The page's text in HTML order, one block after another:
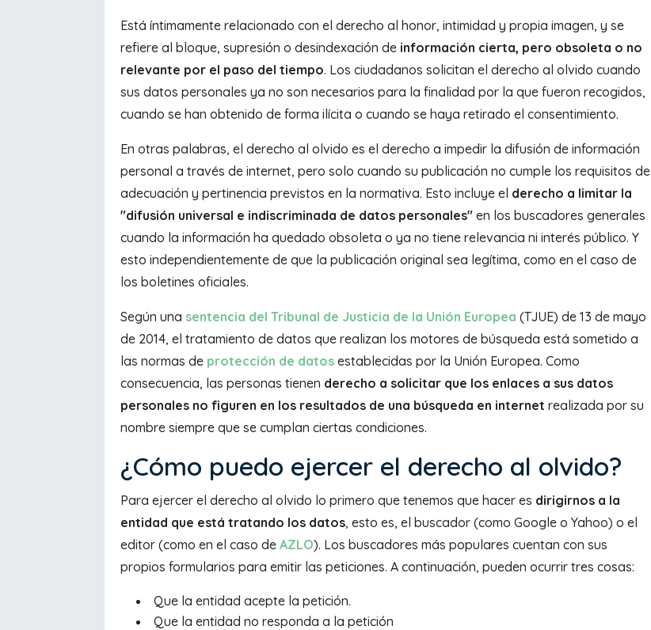
Está íntimamente relacionado con el derecho al honor, intimidad y propia imagen, y se
refiere al bloque, supresión o desindexación de información cierta, pero obsoleta o no
relevante por el paso del tiempo. Los ciudadanos solicitan el derecho al olvido cuando
sus datos personales ya no son necesarios para la finalidad por la que fueron recogidos,
cuando se han obtenido de forma ilícita o cuando se haya retirado el consentimiento.
En otras palabras, el derecho al olvido es el derecho a impedir la difusión de información
personal a través de internet, pero solo cuando su publicación no cumple los requisitos de
adecuación y pertinencia previstos en la normativa. Esto incluye el derecho a limitar la
"difusión universal e indiscriminada de datos personales" en los buscadores generales
cuando la información ha quedado obsoleta o ya no tiene relevancia ni interés público. Y
esto independientemente de que la publicación original sea legítima, como en el caso de
los boletines oficiales.
Según una sentencia del Tribunal de Justicia de la Unión Europea (TJUE) de 13 de mayo
de 2014, el tratamiento de datos que realizan los motores de búsqueda está sometido a
las normas de protección de datos establecidas por la Unión Europea. Como
consecuencia, las personas tienen derecho a solicitar que los enlaces a sus datos
personales no figuren en los resultados de una búsqueda en internet realizada por su
nombre siempre que se cumplan ciertas condiciones.
¿Cómo puedo ejercer el derecho al olvido?
Para ejercer el derecho al olvido lo primero que tenemos que hacer es dirigirnos a la
entidad que está tratando los datos, esto es, el buscador (como Google o Yahoo) o el
editor (como en el caso de AZLO). Los buscadores más populares cuentan con sus
propios formularios para emitir las peticiones. A continuación, pueden ocurrir tres cosas:
Que la entidad acepte la petición.
Que la entidad no responda a la petición